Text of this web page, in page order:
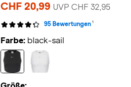
CHF 20,99 UVP CHF 32,95
95 Bewertungen 1
Farbe: black-sail